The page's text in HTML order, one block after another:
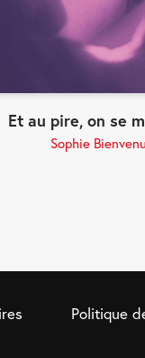
Et au pire, on se
Sophie Bienvenu
Politique